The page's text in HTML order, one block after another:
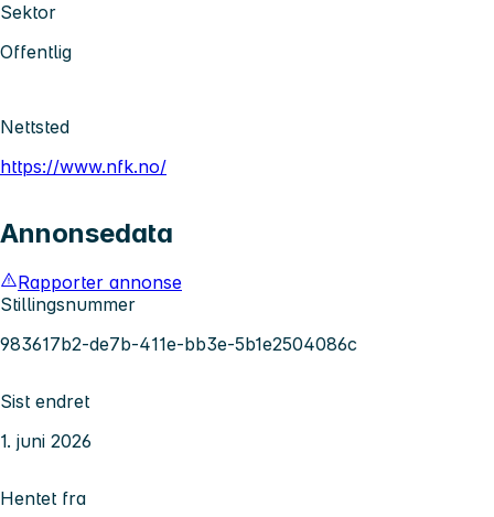
Sektor
Offentlig
Nettsted
https://www.nfk.no/
Annonsedata
Rapporter annonse
Stillingsnummer
983617b2-de7b-411e-bb3e-5b1e2504086c
Sist endret
1. juni 2026
Hentet fra